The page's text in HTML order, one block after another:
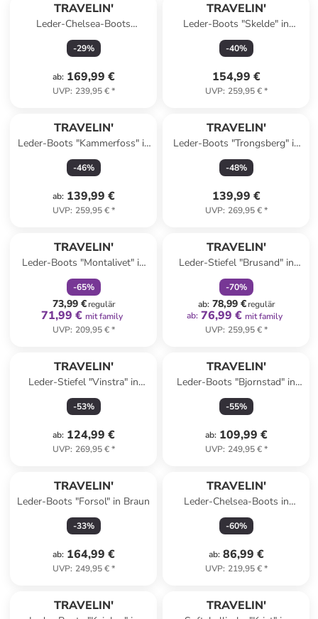
TRAVELIN'
Leder-Chelsea-Boots
"Forsand" in Schwarz
-29%
ab: 169,99 €
UVP: 239,95 €*
TRAVELIN'
Leder-Boots "Skelde" in
Hellbraun
-40%
154,99 €
UVP: 259,95 €*
TRAVELIN'
Leder-Boots "Kammerfoss" in
Hellbraun
-46%
ab: 139,99 €
UVP: 259,95 €*
TRAVELIN'
Leder-Boots "Trongsberg" in
Braun
-48%
139,99 €
UVP: 269,95 €*
TRAVELIN'
Leder-Boots "Montalivet" in
Blau
-65%
73,99 €regulär
71,99 € mit family
UVP: 209,95 €*
TRAVELIN'
Leder-Stiefel "Brusand" in
Schwarz
-70%
ab: 78,99 €regulär
ab: 76,99 € mit family
UVP: 259,95 €*
TRAVELIN'
Leder-Stiefel "Vinstra" in
Hellbraun
-53%
ab: 124,99 €
UVP: 269,95 €*
TRAVELIN'
Leder-Boots "Bjornstad" in
Hellbraun
-55%
ab: 109,99 €
UVP: 249,95 €*
TRAVELIN'
Leder-Boots "Forsol" in Braun
-33%
ab: 164,99 €
UVP: 249,95 €*
TRAVELIN'
Leder-Chelsea-Boots in
Schwarz
-60%
ab: 86,99 €
UVP: 219,95 €*
TRAVELIN' TRAVELIN'